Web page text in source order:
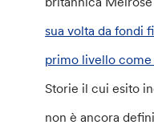
sua volta da fondi
primo livello
Storie il cui esito
non è ancora